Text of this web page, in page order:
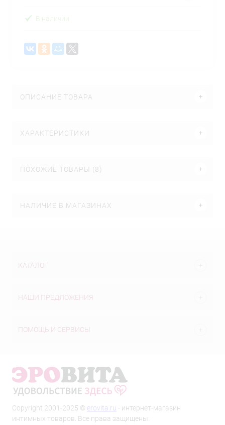
В наличии
ОПИСАНИЕ ТОВАРА
ХАРАКТЕРИСТИКИ
ПОХОЖИЕ ТОВАРЫ (8)
НАЛИЧИЕ В МАГАЗИНАХ
КАТАЛОГ
НАШИ ПРЕДЛОЖЕНИЯ
ПОМОЩЬ И СЕРВИСЫ
Copyright 2001-2025 © erovita.ru - интернет-магазин
интимных товаров. Все права защищены.